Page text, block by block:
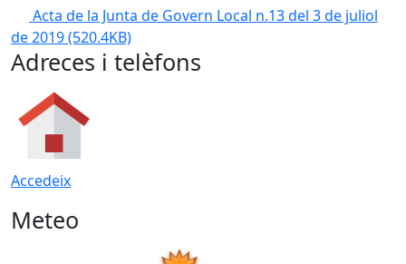
Acta de la Junta de Govern Local n.13 del 3 de juliol
de 2019(520.4KB)
Adreces i telèfons
Accedeix
Meteo